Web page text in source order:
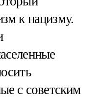
к нацизму.
с советским